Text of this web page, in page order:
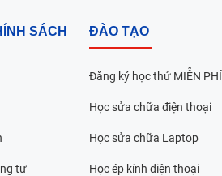
SÁCH
tư
ĐÀO TẠO
Đăng ký học thử MIỄN PHÍ
Học sửa chữa điện thoại
Học sửa chữa Laptop
Học ép kính điện thoại